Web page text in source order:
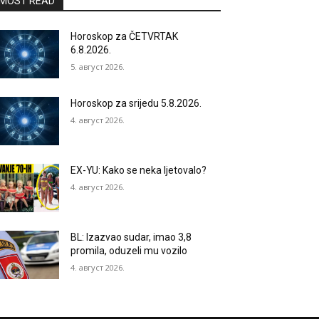
Horoskop za ČETVRTAK
6.8.2026.
5. август 2026.
Horoskop za srijedu 5.8.2026.
4. август 2026.
EX-YU: Kako se neka ljetovalo?
4. август 2026.
BL: Izazvao sudar, imao 3,8
promila, oduzeli mu vozilo
4. август 2026.